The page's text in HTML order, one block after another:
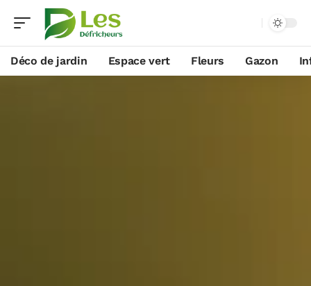
Déco de jardin Espace vert Fleurs Gazon